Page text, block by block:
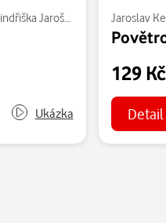
Jarošová Jana Dítětová ,
Ukázka
Jaroslav
129
Detail